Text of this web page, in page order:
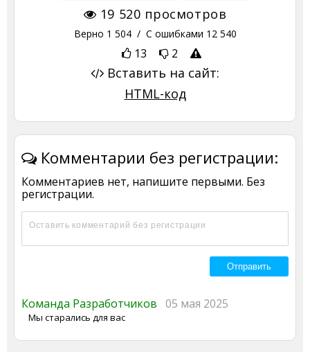
19 520 просмотров
Верно 1 504/ С ошибками 12 540
13 2
Вставить на сайт:
HTML-код
Комментарии без регистрации:
Комментариев нет, напишите первыми. Без
регистрации.
Команда Разработчиков 05 мая 2025
Мы старались для вас